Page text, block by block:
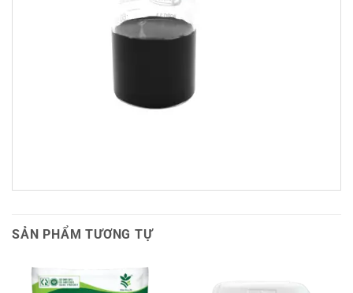
SẢN PHẨM TƯƠNG TỰ